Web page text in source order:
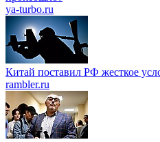
ya-turbo.ru
Китай поставил РФ жесткое
rambler.ru